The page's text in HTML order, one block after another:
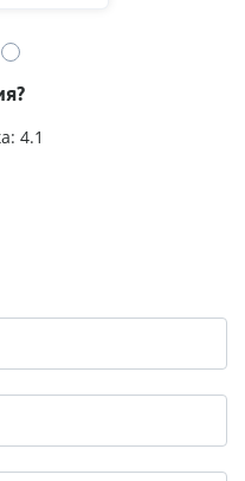
4.1